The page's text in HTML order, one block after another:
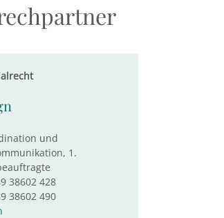
und
1.
38602 428
38602 490